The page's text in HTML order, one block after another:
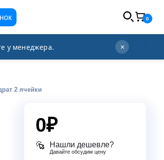
0
у менеджера. ×
+7 (495) 021-63-96
2 ячейки
0₽
Нашли дешевле?
Давайте обсудим цену